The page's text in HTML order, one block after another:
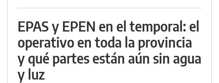
EPAS y EPEN en el temporal: el
operativo en toda la provincia
y qué partes están aún sin agua
y luz